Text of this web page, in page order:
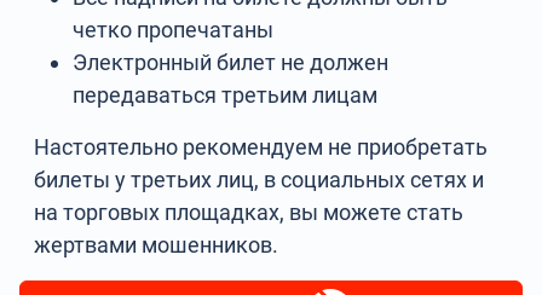
четко пропечатаны
Электронный билет не должен
передаваться третьим лицам
Настоятельно рекомендуем не приобретать
билеты у третьих лиц, в социальных сетях и
на торговых площадках, вы можете стать
жертвами мошенников.